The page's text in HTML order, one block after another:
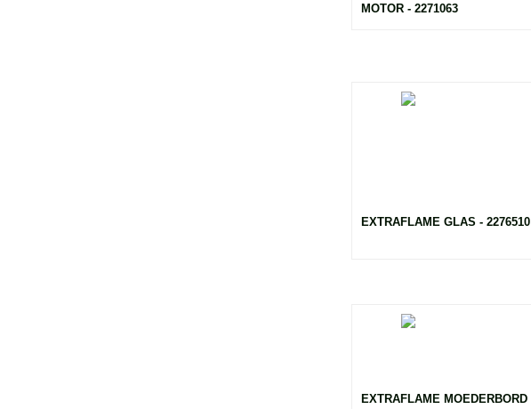
MOTOR - 2271063
EXTRAFLAME GLAS - 2276510
EXTRAFLAME MOEDERBORD